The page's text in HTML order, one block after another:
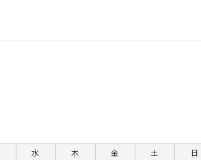
水 木 金 土 日